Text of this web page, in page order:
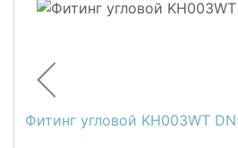
Фитинг угловой KH003WT